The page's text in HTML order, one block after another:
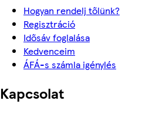
Hogyan rendelj tőlünk?
Regisztráció
Idősáv foglalása
Kedvenceim
ÁFÁ-s számla igénylés
Kapcsolat